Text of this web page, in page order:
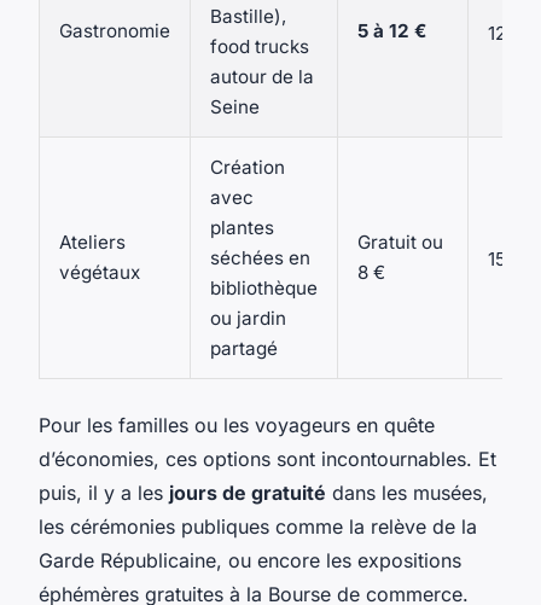
Gastronomie
Bastille),
food trucks
autour de la
Seine
5 à 12 € 12
Ateliers
végétaux
Création
avec
plantes
séchées en
bibliothèque
ou jardin
partagé
Gratuit ou
8 €
15
Pour les familles ou les voyageurs en quête
d’économies, ces options sont incontournables. Et
puis, il y a les jours de gratuité dans les musées,
les cérémonies publiques comme la relève de la
Garde Républicaine, ou encore les expositions
éphémères gratuites à la Bourse de commerce.